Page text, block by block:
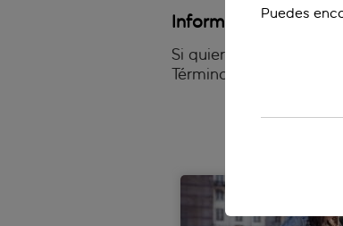
Información
Si quieres leer los
Términos’) están
Puedes